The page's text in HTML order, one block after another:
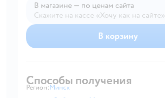
В магазине — по ценам сайта
Скажите на кассе «Хочу как на сайте»
В магазине — по ценам сайта
В корзину
Способы получения
Регион: Выбор адреса доставки.
Минск